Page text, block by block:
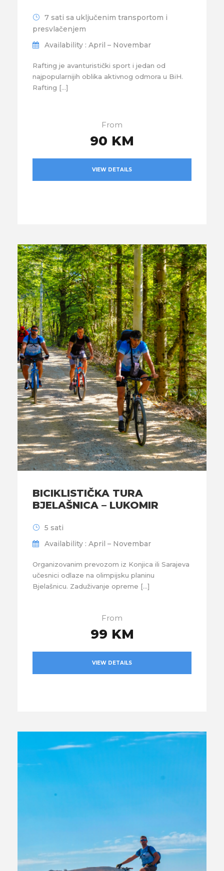
7 sati sa uključenim transportom i
presvlačenjem
Availability : April – Novembar
Rafting je avanturistički sport i jedan od
najpopularnijih oblika aktivnog odmora u BiH.
Rafting […]
From
90 KM
VIEW DETAILS
BICIKLISTIČKA TURA
BJELAŠNICA – LUKOMIR
5 sati
Availability : April – Novembar
Organizovanim prevozom iz Konjica ili Sarajeva
učesnici odlaze na olimpijsku planinu
Bjelašnicu. Zaduživanje opreme […]
From
99 KM
VIEW DETAILS